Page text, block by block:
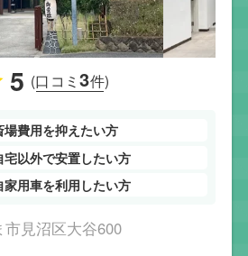
5 (口コミ3件)
場費用を抑えたい方
宅以外で安置したい方
家用車を利用したい方
見沼区大谷600